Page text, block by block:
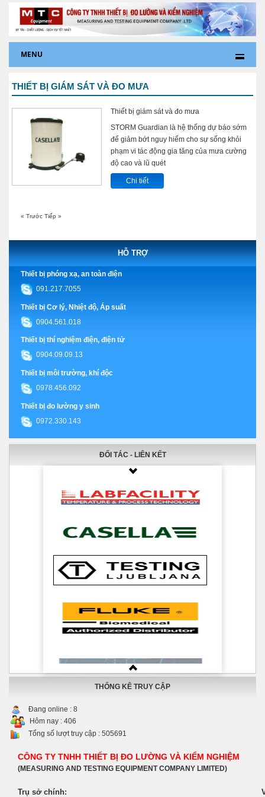
MENU
THIẾT BỊ GIÁM SÁT VÀ ĐO MƯA
Thiết bị giám sát và đo mưa
STORM Guardian là hệ thống dự báo sớm
để giảm bớt nguy hiểm cho sự sống khỏi
phạm vi tác động gia tăng của mưa cường
độ cao và lũ quét
Chi tiết
« Trước Tiếp »
HỖ TRỢ
Thiết bị phóng xạ, an toàn điện
091.217.7055
Thiết bị Cơ lý, Nhiệt độ, Áp suất
0904.561.018
Thiết bị thí nghiệm điện, điện tử
0904.09.09.13
Thiết bị môi trường, khí độc
0978.456.092
Thiết bị đo lường y sinh
0972.330.143
ĐỐI TÁC - LIÊN KẾT
THỐNG KÊ TRUY CẬP
Đang online : 8
Hôm nay : 406
Tổng số lượt truy cập : 505691
CÔNG TY TNHH THIẾT BỊ ĐO LƯỜNG VÀ KIỂM NGHIỆM
(MEASURING AND TESTING EQUIPMENT COMPANY LIMITED)
Trụ sở chính: